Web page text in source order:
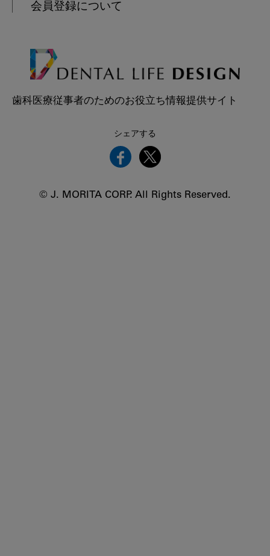
会員登録について
歯科医療従事者のためのお役立ち情報提供サイト
シェアする
© J. MORITA CORP. All Rights Reserved.